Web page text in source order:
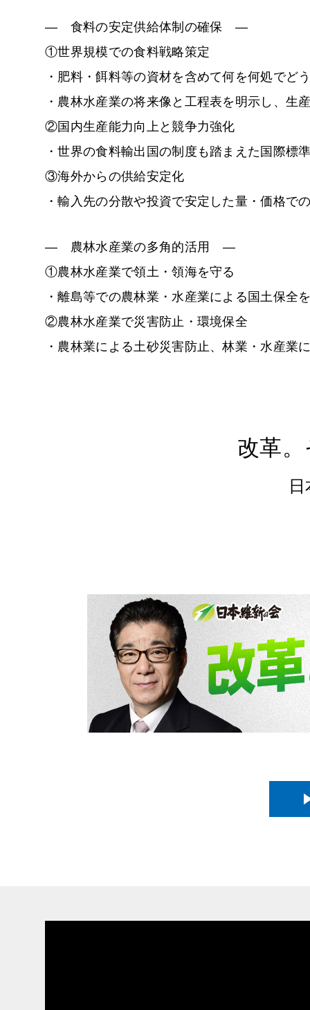
― 食料の安定供給体制の確保 ―
①世界規模での食料戦略策定
・肥料・餌料等の資材を含めて何を何処でど
・農林水産業の将来像と工程表を明示し、生
②国内生産能力向上と競争力強化
・世界の食料輸出国の制度も踏まえた国際標
③海外からの供給安定化
・輸入先の分散や投資で安定した量・価格で
― 農林水産業の多角的活用 ―
①農林水産業で領土・領海を守る
・離島等での農林業・水産業による国土保全
②農林水産業で災害防止・環境保全
・農林業による土砂災害防止、林業・水産業
改革